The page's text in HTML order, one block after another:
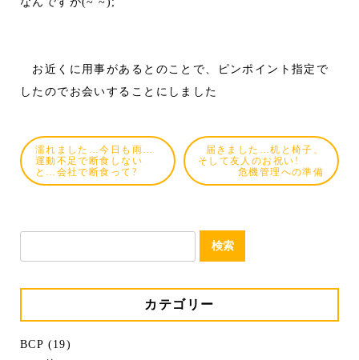
お近くに用事があるとのことで、ピンポイント指定で
したのでお会いすることにしました
濡れました…今日も雨…
運動不足で断食しない
と…会社で断食って?
届きました…机と椅子、
そして友人のお祝い!
危機管理への準備
検
カテゴリー
BCP (19)